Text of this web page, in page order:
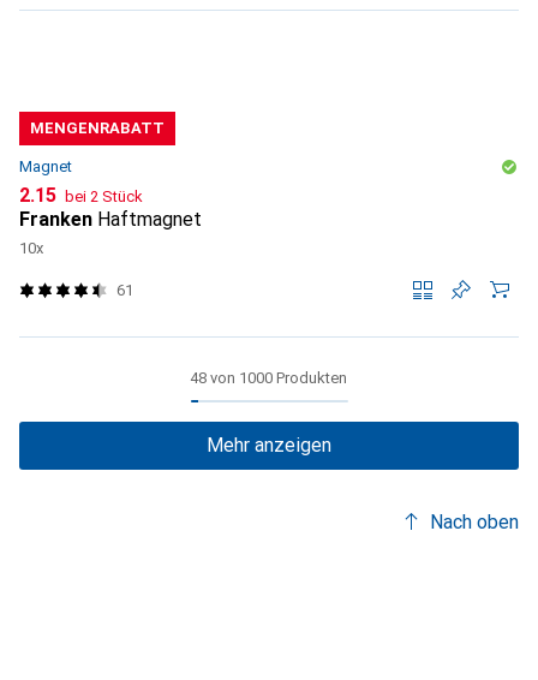
MENGENRABATT
Magnet
CHF
2.15 bei 2 Stück
Franken Haftmagnet
10x
61
48 von 1000 Produkten
Mehr anzeigen
Nach oben